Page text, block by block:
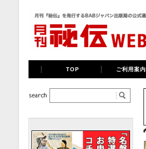
TOP ご利用案内